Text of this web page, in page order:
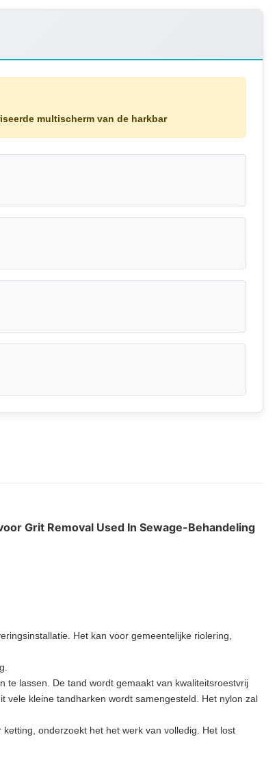
multischerm van de harkbar
Grit Removal Used In Sewage-Behandeling
Het kan voor gemeentelijke riolering,
te lassen. De tand wordt gemaakt van kwaliteitsroestvrij
kleine tandharken wordt samengesteld. Het nylon zal
onderzoekt het het werk van volledig. Het lost